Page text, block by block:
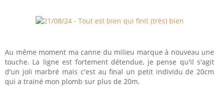
Au même moment ma canne du milieu marque à nouveau une
touche. La ligne est fortement détendue, je pense qu'il s'agit
d'un joli marbré mais c'est au final un petit individu de 20cm
qui a trainé mon plomb sur plus de 20m.